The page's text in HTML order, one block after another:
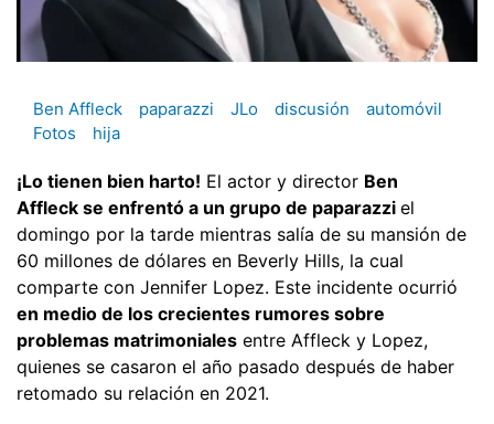
Ben Affleck paparazzi JLo discusión
automóvil
Fotos
hija
¡Lo tienen bien harto! El actor y director Ben
Affleck se enfrentó a un grupo de paparazzi el
domingo por la tarde mientras salía de su mansión de
60 millones de dólares en Beverly Hills, la cual
comparte con Jennifer Lopez. Este incidente ocurrió
en medio de los crecientes rumores sobre
problemas matrimoniales entre Affleck y Lopez,
quienes se casaron el año pasado después de haber
retomado su relación en 2021.